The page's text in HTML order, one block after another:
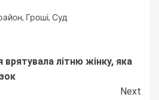
, Гроші, Суд
врятувала літню жінку, яка
Next